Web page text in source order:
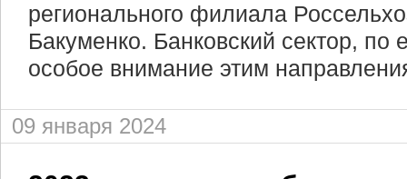
регионального филиала
Бакуменко. Банковский сектор, по
особое внимание этим
09 января 2024